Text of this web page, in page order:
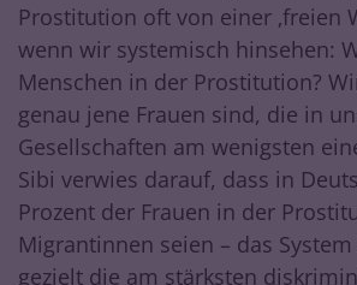
Prostitution oft von einer ‚freien
wenn wir systemisch hinsehen:
Menschen in der Prostitution?
genau jene Frauen sind, die in
Gesellschaften am wenigsten
Sibi verwies darauf, dass in
Prozent der Frauen in der
Migrantinnen seien – das
gezielt die am stärksten